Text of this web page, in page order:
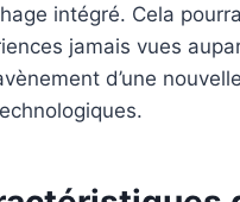
intégré. Cela
jamais vues
d’une